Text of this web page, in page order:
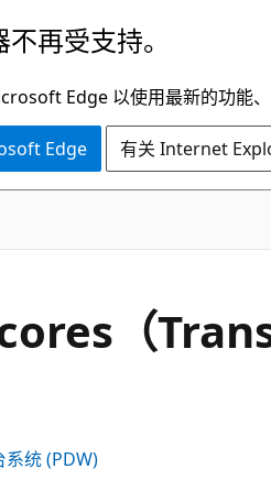
再受支持。
Edge 以使用最新的功能、
Edge 有关 Internet
（
系统 (PDW)